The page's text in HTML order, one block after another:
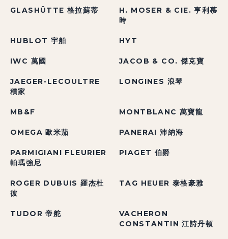
GLASHÜTTE 格拉蘇蒂
H. MOSER & CIE. 亨利慕
時
HUBLOT 宇舶 HYT
IWC 萬國 JACOB & CO. 傑克寶
JAEGER-LECOULTRE
積家
LONGINES 浪琴
MB&F MONTBLANC 萬寶龍
OMEGA 歐米茄 PANERAI 沛納海
PARMIGIANI FLEURIER
帕瑪強尼
PIAGET 伯爵
ROGER DUBUIS 羅杰杜
彼
TAG HEUER 泰格豪雅
TUDOR 帝舵
VACHERON
CONSTANTIN 江詩丹頓